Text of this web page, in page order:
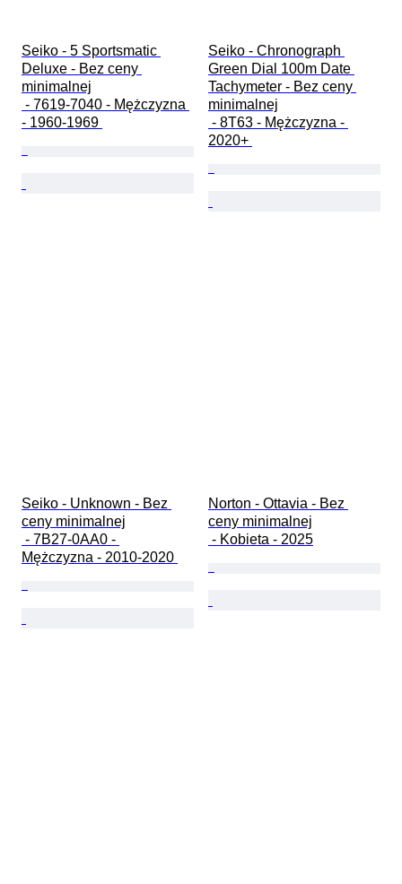
Seiko - 5 Sportsmatic
Deluxe - Bez ceny
minimalnej
- 1960-1969
Seiko - Chronograph
Green Dial 100m Date
Tachymeter - Bez ceny
minimalnej
2020+
Seiko - Unknown - Bez
ceny minimalnej
Mężczyzna - 2010-2020
Norton - Ottavia - Bez
ceny minimalnej
- Kobieta - 2025